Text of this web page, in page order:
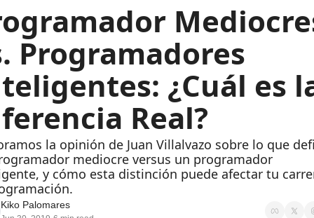
Programadores
¿Cuál es
Real?
la opinión de Juan Villalvazo sobre lo que
mediocre versus un programador
y cómo esta distinción puede afectar tu
Kiko Palomares